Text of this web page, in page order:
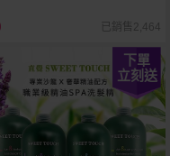
已銷售2,464
下單
立刻送